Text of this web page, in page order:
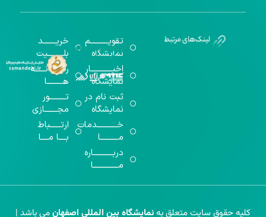
تقویــــــــــم
نمایشگاه
اخبــــــــــــار
نمایشگاه
ثبت نام در
نمایشگاه
خـــــــــــدمات
مــــــــــا
دربـــــــــــاره
مــــــــــــــا
خریـــــــد
بلـــــــــیت
رســـــانــــــه
هـــــــــا
تـــــــــور
مجـــــــازی
ارتــــــباط
بــــا مــــا
گواهینامه‌های
اخذ شده
کلیه حقوق سایت متعلق بهنمایشگاه بین المللی اصفهانمی باشد |